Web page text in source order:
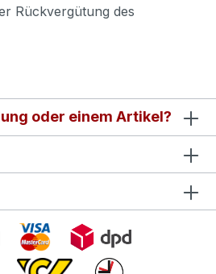
Rückvergütung des
oder einem Artikel?